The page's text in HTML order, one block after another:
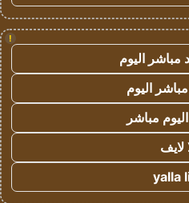
!
مباشر اليوم
اليوم
مباشر
لايف
yalla